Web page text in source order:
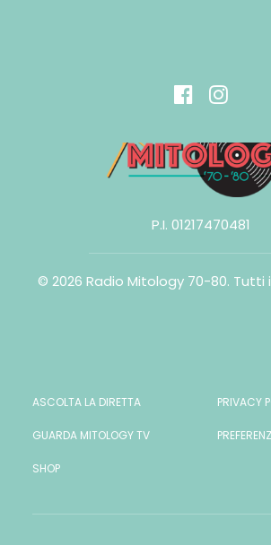
P.I. 01217470481
© 2026 Radio Mitology 70-80. Tutti
ASCOLTA LA DIRETTA
GUARDA MITOLOGY TV
SHOP
PRIVACY